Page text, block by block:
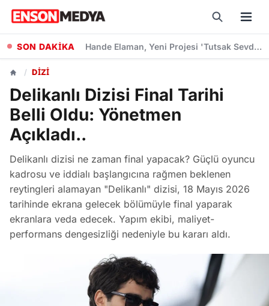
SON DAKİKA "Sevdiğim İnsanlar" Filminin Oyuncu Kadrosuna Altın Palmiye Ödüllü Vlad Ivanov Katıldı
/ DIZI
Delikanlı Dizisi Final Tarihi
Belli Oldu: Yönetmen
Açıkladı..
Delikanlı dizisi ne zaman final yapacak? Güçlü oyuncu
kadrosu ve iddialı başlangıcına rağmen beklenen
reytingleri alamayan "Delikanlı" dizisi, 18 Mayıs 2026
tarihinde ekrana gelecek bölümüyle final yaparak
ekranlara veda edecek. Yapım ekibi, maliyet-
performans dengesizliği nedeniyle bu kararı aldı.